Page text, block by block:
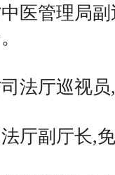
管理局副
厅巡视员,
副厅长,免